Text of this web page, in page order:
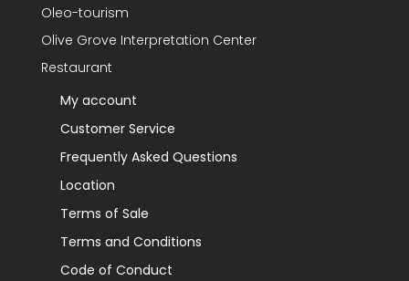
Oleo-tourism
Olive Grove Interpretation Center
Restaurant
My account
Customer Service
Frequently Asked Questions
Location
Terms of Sale
Terms and Conditions
Code of Conduct